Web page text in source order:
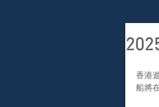
香港
船將